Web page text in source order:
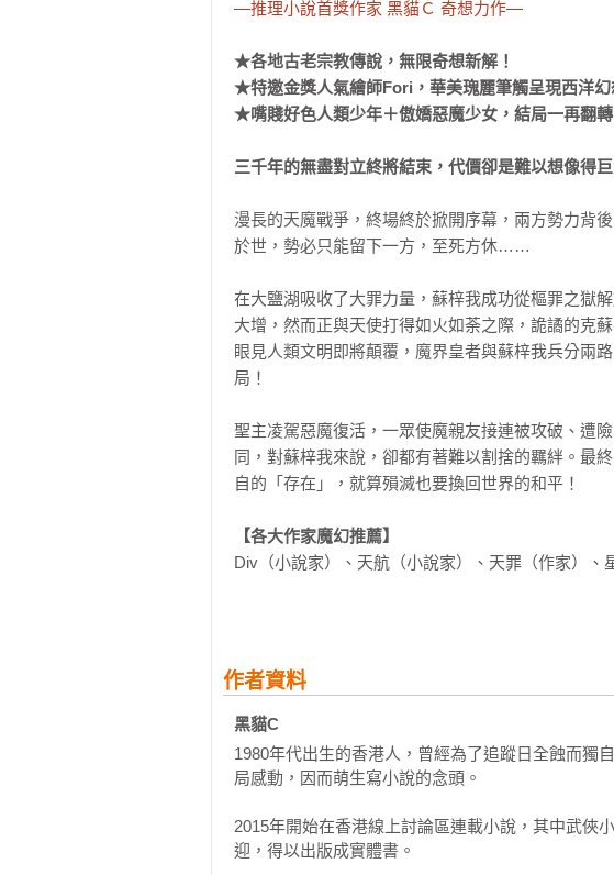
—推理小說首獎作家 黑貓Ｃ 奇想力作—
★各地古老宗教傳說，無限奇想新解！
★特邀金獎人氣繪師Fori，華美瑰麗筆觸呈現西洋幻
★嘴賤好色人類少年＋傲嬌惡魔少女，結局一再翻轉
三千年的無盡對立終將結束，代價卻是難以想像得
漫長的天魔戰爭，終場終於掀開序幕，兩方勢力
於世，勢必只能留下一方，至死方休……
在大鹽湖吸收了大罪力量，蘇梓我成功從樞罪之獄
大增，然而正與天使打得如火如荼之際，詭譎的克
眼見人類文明即將顛覆，魔界皇者與蘇梓我兵分兩
局！
聖主凌駕惡魔復活，一眾使魔親友接連被攻破、遭
同，對蘇梓我來說，卻都有著難以割捨的羈絆。最
自的「存在」，就算殞滅也要換回世界的和平！
【各大作家魔幻推薦】
Div（小說家）、天航（小說家）、天罪（作家）、
作者資料
黑貓C
1980年代出生的香港人，曾經為了追蹤日全蝕而獨
局感動，因而萌生寫小說的念頭。
2015年開始在香港線上討論區連載小說，其中武俠
迎，得以出版成實體書。